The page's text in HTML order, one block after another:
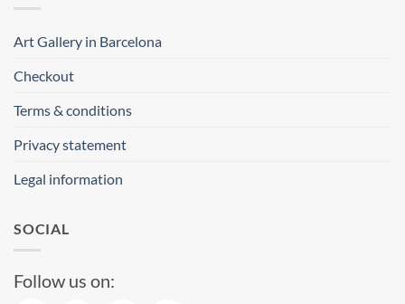
Art Gallery in Barcelona
Checkout
Terms & conditions
Privacy statement
Legal information
SOCIAL
Follow us on: